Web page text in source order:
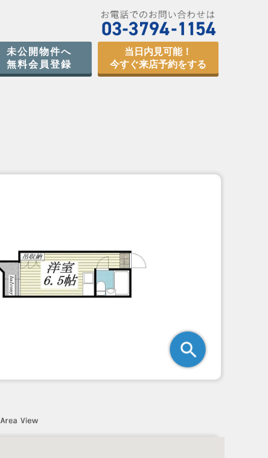
未公開物件へ
無料会員登録
当日内見可能！
今すぐ来店予約をする